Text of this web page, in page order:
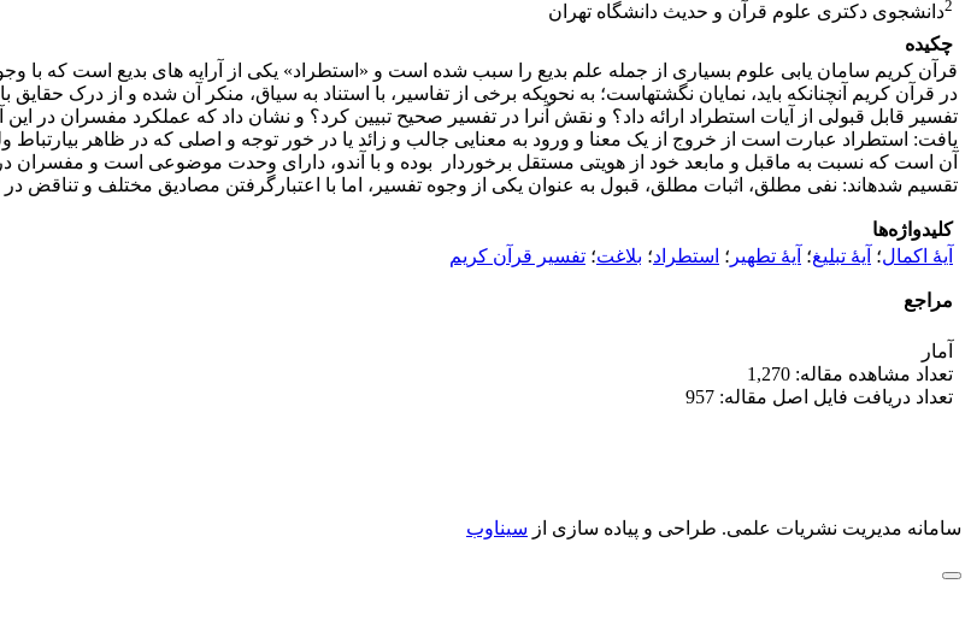
2دانشجوی دکتری علوم قرآن و حدیث دانشگاه تهران
چکیده
قرآن کریم سامان­ یابی علوم بسیاری از جمله علم بدیع را سبب شده ­است و «استطراد» یکی از آرایه­ های بدیع است که با
در قرآن کریم آن­چنان­که باید، نمایان نگشته­­است؛ به نحوی­که برخی از تفاسیر، با استناد به سیاق، منکر آن شده و از درک حقایق
تفسیر قابل قبولی از آیات استطراد ارائه داد؟ و نقش آن­را در تفسیر صحیح تبیین ­کرد؟ و نشان داد که عملکرد مفسران در
یافت: استطراد عبارت است از خروج از یک معنا و ورود به معنایی جالب و زائد یا در خور توجه و اصلی که در ظاهر بی­ارتباط
آن است که نسبت به ماقبل و مابعد خود از هویتی مستقل برخوردار بوده و با آن­دو، دارای وحدت موضوعی است و مفسران
تقسیم شده­اند: نفی مطلق، اثبات مطلق، قبول به­ عنوان یکی از وجوه تفسیر، اما با اعتبارگرفتن مصادیق مختلف و تناقض در
کلیدواژه‌ها
آیۀ اکمال؛ آیۀ تبلیغ؛ آیۀ تطهیر ؛ استطراد؛ بلاغت؛ تفسیر قرآن کریم
مراجع
آمار
تعداد مشاهده مقاله: 1,270
تعداد دریافت فایل اصل مقاله: 957
سامانه مدیریت نشریات علمی. طراحی و پیاده سازی از سیناوب